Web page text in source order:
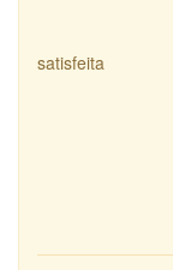
satisfeita